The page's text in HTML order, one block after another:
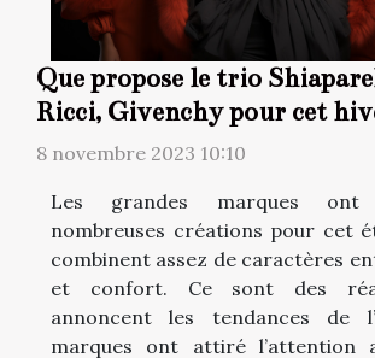
Que propose le trio
Ricci, Givenchy pour cet
8 novembre 2023 10:10
Les grandes marques
nombreuses créations pour cet
combinent assez de caractères
et confort. Ce sont des
annoncent les tendances de
marques ont attiré l’attention